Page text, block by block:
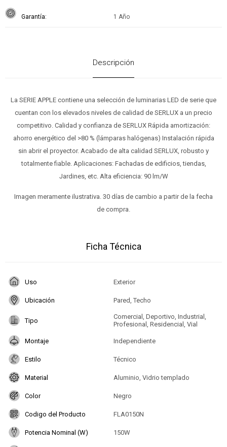
Garantía 1 Año
Descripción
La SERIE APPLE contiene una selección de luminarias LED de serie que
cuentan con los elevados niveles de calidad de SERLUX a un precio
competitivo. Calidad y confianza de SERLUX Rápida amortización:
ahorro energético del >80 % (lámparas halógenas) Instalación rápida
sin abrir el proyector. Acabado de alta calidad SERLUX, robusto y
totalmente fiable. Aplicaciones: Fachadas de edificios, tiendas,
Jardines, etc. Alta eficiencia: 90 lm/W
Imagen meramente ilustrativa. 30 días de cambio a partir de la fecha
de compra.
Ficha Técnica
Uso Exterior
Ubicación Pared, Techo
Tipo
Comercial, Deportivo, Industrial,
Profesional, Residencial, Vial
Montaje Independiente
Estilo Técnico
Material Aluminio, Vidrio templado
Color Negro
Codigo del Producto FLA0150N
Potencia Nominal (W) 150W